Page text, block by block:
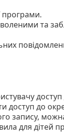
програми.
та
доступ
до
запису,
для дітей